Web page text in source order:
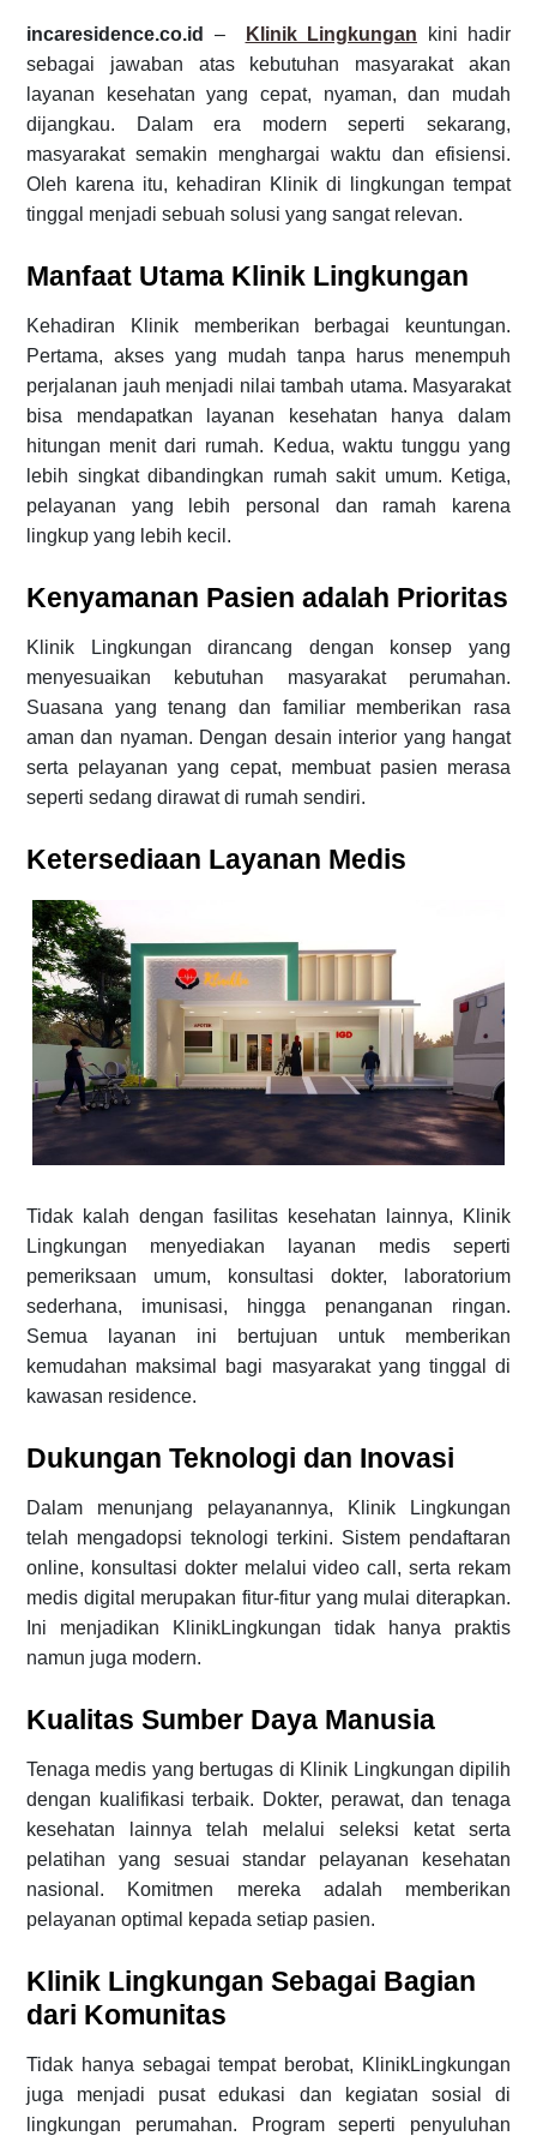
incaresidence.co.id – Klinik Lingkungan kini hadir
sebagai jawaban atas kebutuhan masyarakat akan
layanan kesehatan yang cepat, nyaman, dan mudah
dijangkau. Dalam era modern seperti sekarang,
masyarakat semakin menghargai waktu dan efisiensi.
Oleh karena itu, kehadiran Klinik di lingkungan tempat
tinggal menjadi sebuah solusi yang sangat relevan.
Manfaat Utama Klinik Lingkungan
Kehadiran Klinik memberikan berbagai keuntungan.
Pertama, akses yang mudah tanpa harus menempuh
perjalanan jauh menjadi nilai tambah utama. Masyarakat
bisa mendapatkan layanan kesehatan hanya dalam
hitungan menit dari rumah. Kedua, waktu tunggu yang
lebih singkat dibandingkan rumah sakit umum. Ketiga,
pelayanan yang lebih personal dan ramah karena
lingkup yang lebih kecil.
Kenyamanan Pasien adalah Prioritas
Klinik Lingkungan dirancang dengan konsep yang
menyesuaikan kebutuhan masyarakat perumahan.
Suasana yang tenang dan familiar memberikan rasa
aman dan nyaman. Dengan desain interior yang hangat
serta pelayanan yang cepat, membuat pasien merasa
seperti sedang dirawat di rumah sendiri.
Ketersediaan Layanan Medis
Tidak kalah dengan fasilitas kesehatan lainnya, Klinik
Lingkungan menyediakan layanan medis seperti
pemeriksaan umum, konsultasi dokter, laboratorium
sederhana, imunisasi, hingga penanganan ringan.
Semua layanan ini bertujuan untuk memberikan
kemudahan maksimal bagi masyarakat yang tinggal di
kawasan residence.
Dukungan Teknologi dan Inovasi
Dalam menunjang pelayanannya, Klinik Lingkungan
telah mengadopsi teknologi terkini. Sistem pendaftaran
online, konsultasi dokter melalui video call, serta rekam
medis digital merupakan fitur-fitur yang mulai diterapkan.
Ini menjadikan KlinikLingkungan tidak hanya praktis
namun juga modern.
Kualitas Sumber Daya Manusia
Tenaga medis yang bertugas di Klinik Lingkungan dipilih
dengan kualifikasi terbaik. Dokter, perawat, dan tenaga
kesehatan lainnya telah melalui seleksi ketat serta
pelatihan yang sesuai standar pelayanan kesehatan
nasional. Komitmen mereka adalah memberikan
pelayanan optimal kepada setiap pasien.
Klinik Lingkungan Sebagai Bagian
dari Komunitas
Tidak hanya sebagai tempat berobat, KlinikLingkungan
juga menjadi pusat edukasi dan kegiatan sosial di
lingkungan perumahan. Program seperti penyuluhan